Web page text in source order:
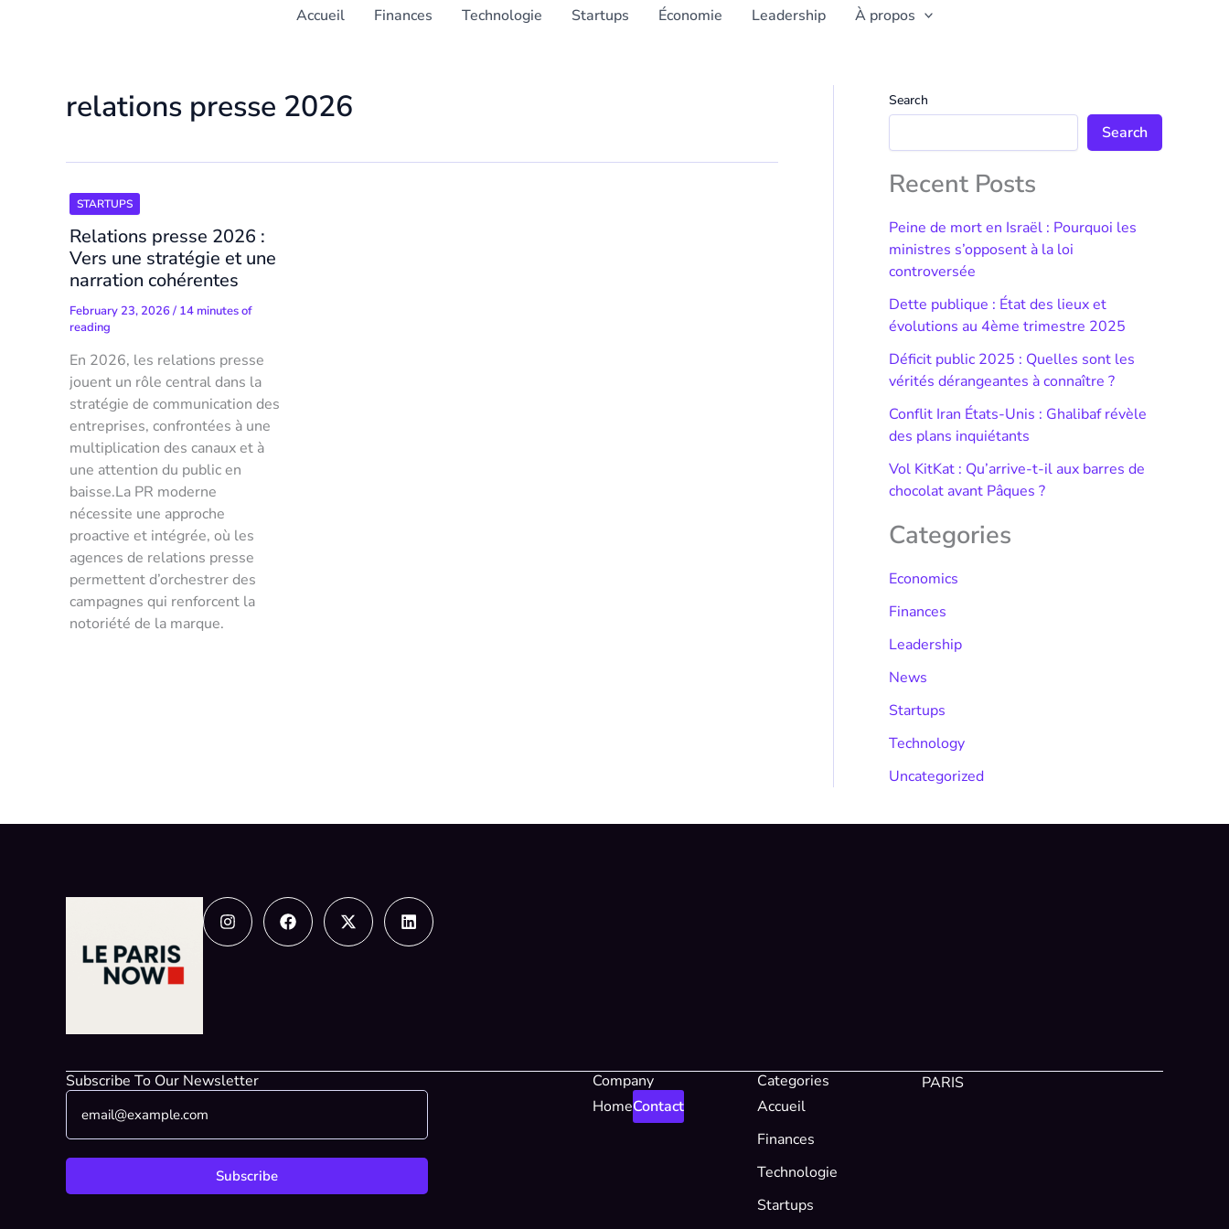
Accueil Finances Technologie Startups Économie Leadership À propos
relations presse 2026
STARTUPS
Relations presse 2026 :
Vers une stratégie et une
narration cohérentes
February 23, 2026/ 14 minutes of
reading
En 2026, les relations presse
jouent un rôle central dans la
stratégie de communication des
entreprises, confrontées à une
multiplication des canaux et à
une attention du public en
baisse.La PR moderne
nécessite une approche
proactive et intégrée, où les
agences de relations presse
permettent d’orchestrer des
campagnes qui renforcent la
notoriété de la marque.
Search
Search
Recent Posts
Peine de mort en Israël : Pourquoi les
ministres s’opposent à la loi
controversée
Dette publique : État des lieux et
évolutions au 4ème trimestre 2025
Déficit public 2025 : Quelles sont les
vérités dérangeantes à connaître ?
Conflit Iran États-Unis : Ghalibaf révèle
des plans inquiétants
Vol KitKat : Qu’arrive-t-il aux barres de
chocolat avant Pâques ?
Categories
Economics
Finances
Leadership
News
Startups
Technology
Uncategorized
InstagramFacebookX-
twitter
Linkedin
Subscribe To Our Newsletter
*
*
E
a
*
Subscribe
Company
HomeContact
Categories
Accueil
Finances
Technologie
Startups
PARIS